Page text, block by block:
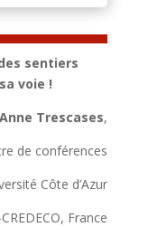
sentiers
voie !
Anne Trescases,
de conférences
Côte d’Azur
France